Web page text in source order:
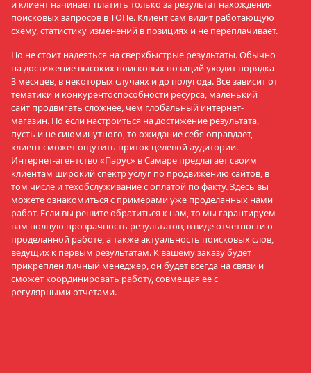
и клиент начинает платить только за результат нахождения
поисковых запросов в ТОПе. Клиент сам видит работающую
схему, статистику изменений в позициях и не переплачивает.
Но не стоит надеяться на сверхбыстрые результаты. Обычно
на достижение высоких поисковых позиций уходит порядка
3 месяцев, в некоторых случаях и до полугода. Все зависит от
тематики и конкурентоспособности ресурса, маленький
сайт продвигать сложнее, чем глобальный интернет-
магазин. Но если настроиться на достижение результата,
пусть и не сиюминутного, то ожидание себя оправдает,
клиент сможет ощутить приток целевой аудитории.
Интернет-агентство «Парус» в Самаре предлагает своим
клиентам широкий спектр услуг по продвижению сайтов, в
том числе и техобслуживание с оплатой по факту. Здесь вы
можете ознакомиться с примерами уже проделанных нами
работ. Если вы решите обратиться к нам, то мы гарантируем
вам полную прозрачность результатов, в виде отчетности о
проделанной работе, а также актуальность поисковых слов,
ведущих к первым результатам. К вашему заказу будет
прикреплен личный менеджер, он будет всегда на связи и
сможет координировать работу, совмещая ее с
регулярными отчетами.